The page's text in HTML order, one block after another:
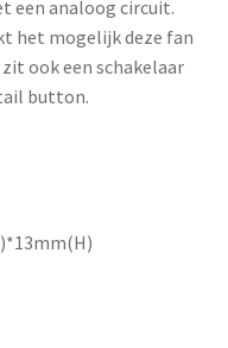
een analoog circuit.
het mogelijk deze fan
ook een schakelaar
button.